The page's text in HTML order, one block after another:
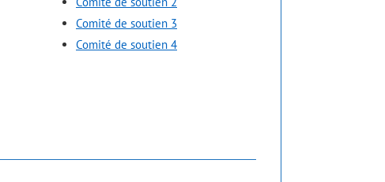
Comité de soutien 3
Comité de soutien 4